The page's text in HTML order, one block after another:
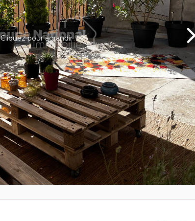
Cliquez pour agrandir